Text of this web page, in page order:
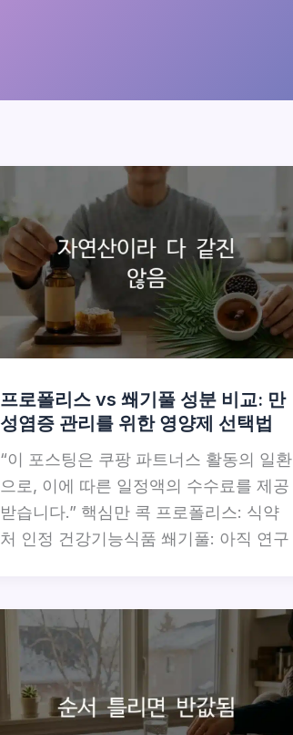
프로폴리스 vs 쐐기풀 성분 비교: 만
성염증 관리를 위한 영양제 선택법
“이 포스팅은 쿠팡 파트너스 활동의 일환
으로, 이에 따른 일정액의 수수료를 제공
받습니다.” 핵심만 콕 프로폴리스: 식약
처 인정 건강기능식품 쐐기풀: 아직 연구